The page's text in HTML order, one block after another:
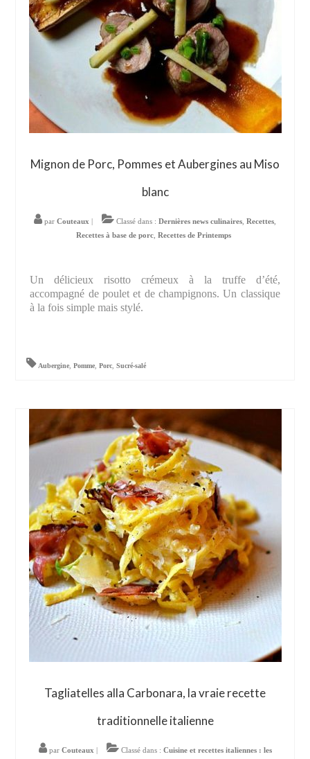
Mignon de Porc, Pommes et Aubergines au Miso
blanc
par Couteaux Classé dans : Dernières news culinaires Recettes
Recettes à base de porc, Recettes de Printemps
Un délicieux risotto crémeux à la truffe d’été,
accompagné de poulet et de champignons. Un classique
à la fois simple mais stylé.
Aubergine,Pomme,Porc,Sucré-salé
Tagliatelles alla Carbonara, la vraie recette
traditionnelle italienne
par Couteaux Classé dans : Cuisine et recettes italiennes : les